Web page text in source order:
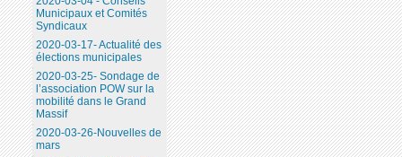
Municipaux et Comités
Syndicaux
2020-03-17- Actualité des
élections municipales
2020-03-25- Sondage de
l’association POW sur la
mobilité dans le Grand
Massif
2020-03-26-Nouvelles de
mars